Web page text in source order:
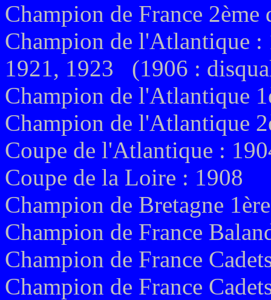
Champion de France
Champion de l'Atlantique
1921, 1923 (1906 :
Champion de l'Atlantique
Champion de l'Atlantique
Coupe de l'Atlantique :
Coupe de la Loire : 1908
Champion de Bretagne
Champion de France
Champion de France
Champion de France